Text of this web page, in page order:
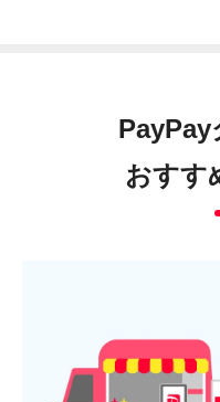
おすす